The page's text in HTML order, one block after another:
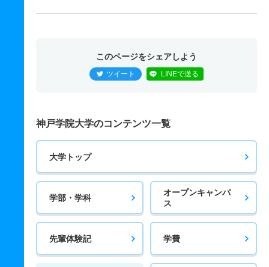
このページをシェアしよう
ツイート LINEで送る
神戸学院大学のコンテンツ一覧
大学トップ
学部・学科
オープンキャンパ
ス
先輩体験記 学費